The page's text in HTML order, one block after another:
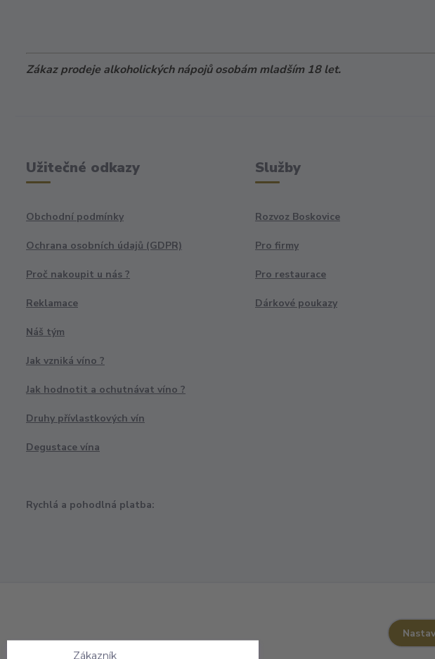
Zákaz prodeje alkoholických nápojů osobám mladším 18 let.
Užitečné odkazy
Obchodní podmínky
Ochrana osobních údajů (GDPR)
Proč nakoupit u nás ?
Reklamace
Náš tým
Jak vzniká víno ?
Jak hodnotit a ochutnávat víno ?
Druhy přívlastkových vín
Degustace vína
Rychlá a pohodlná platba:
Služby
Rozvoz Boskovice
Pro firmy
Pro restaurace
Dárkové poukazy
před 2 dny